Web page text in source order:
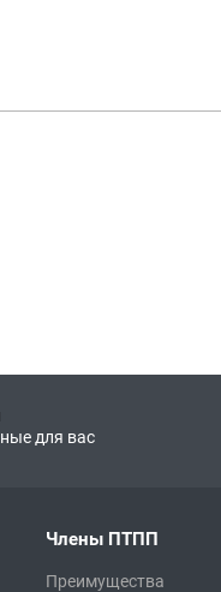
для вас
Члены ПТПП
Преимущества